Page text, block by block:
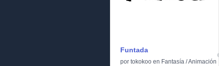
Funtada
por tokokoo en Fantasía /Animación